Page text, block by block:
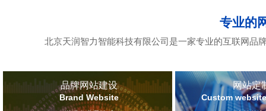
专业的
北京天润智力智能科技有限公司是一家专业的互联网品
品牌网站建设
Brand Website
网站定
Custom